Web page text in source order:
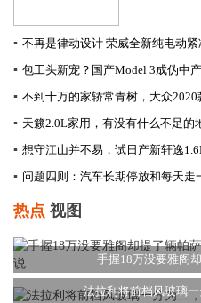
▪ 不再是律动设计 荣威全新纯电动
▪ 包工头新宠？国产Model 3成伪中
▪ 不到十万的家轿常青树，大众2020
▪ 天籁2.0L家用，有没有什么不足的
▪ 想守江山并不易，试日产新轩逸
▪ 问题四则：汽车长期停放和每天走
热点 视图
手握18万没要雅阁
法拉利将前档风玻璃